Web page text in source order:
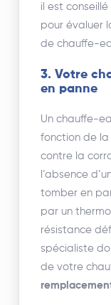
il est
pour évaluer
de chauffe-
3.Votre
en panne
Un chauffe-
fonction de
contre la
l’absence
tomber en
par un
résistance
spécialiste
de votre